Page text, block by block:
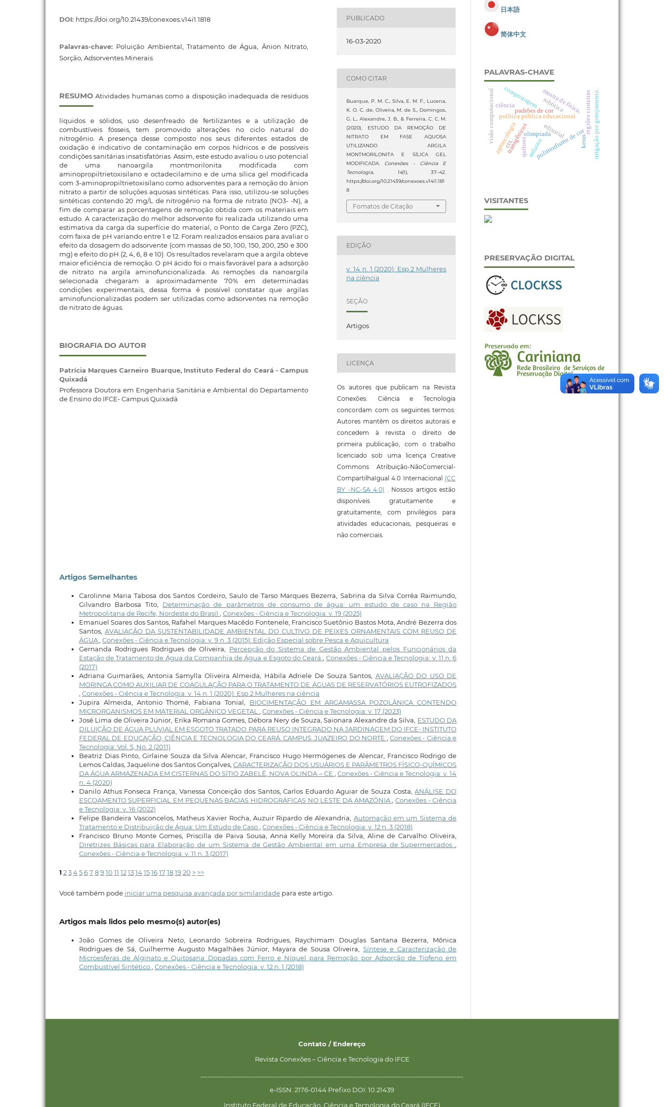
DOI: https://doi.org/10.21439/conexoes.v14i1.1818
Palavras-chave: Poluição Ambiental, Tratamento de Água, Ânion Nitrato,
Sorção, Adsorventes Minerais.
RESUMO Atividades humanas como a disposição inadequada de resíduos
líquidos e sólidos, uso desenfreado de fertilizantes e a utilização de
combustíveis fósseis, tem promovido alterações no ciclo natural do
nitrogênio. A presença desse composto nos seus diferentes estados de
oxidação é indicativo de contaminação em corpos hídricos e de possíveis
condições sanitárias insatisfatórias. Assim, este estudo avaliou o uso potencial
de uma nanoargila montmorilonita modificada com
aminopropiltrietoxisilano e octadecilamino e de uma sílica gel modificada
com 3-aminopropiltrietoxisilano como adsorventes para a remoção do ânion
nitrato a partir de soluções aquosas sintéticas. Para isso, utilizou-se soluções
sintéticas contendo 20 mg/L de nitrogênio na forma de nitrato (NO3- -N), a
fim de comparar as porcentagens de remoção obtida com os materiais em
estudo. A caracterização do melhor adsorvente foi realizada utilizando uma
estimativa da carga da superfície do material, o Ponto de Carga Zero (PZC),
com faixa de pH variando entre 1 e 12. Foram realizados ensaios para avaliar o
efeito da dosagem do adsorvente (com massas de 50, 100, 150, 200, 250 e 300
mg) e efeito do pH (2, 4, 6, 8 e 10). Os resultados revelaram que a argila obteve
maior eficiência de remoção. O pH ácido foi o mais favorável para a adsorção
de nitrato na argila aminofuncionalizada. As remoções da nanoargila
selecionada chegaram a aproximadamente 70% em determinadas
condições experimentais, dessa forma é possível constatar que argilas
aminofuncionalizadas podem ser utilizadas como adsorventes na remoção
de nitrato de águas.
BIOGRAFIA DO AUTOR
Patrícia Marques Carneiro Buarque, Instituto Federal do Ceará - Campus
Quixadá
Professora Doutora em Engenharia Sanitária e Ambiental do Departamento
de Ensino do IFCE- Campus Quixadá
PUBLICADO
16-03-2020
COMO CITAR
Buarque, P. M. C., Silva, E. M. F., Lucena,
K. O. C. de, Oliveira, M. de S., Domingos,
G. L., Alexandre, J. B., & Ferreira, C. C. M.
(2020). ESTUDO DA REMOÇÃO DE
NITRATO EM FASE AQUOSA
UTILIZANDO ARGILA
MONTMORILONITA E SÍLICA GEL
MODIFICADA. Conexões - Ciência E
Tecnologia, 14(1), 37–42.
https://doi.org/10.21439/conexoes.v14i1.181
8
Fomatos de Citação
EDIÇÃO
v. 14 n. 1 (2020): Esp.2 Mulheres
na ciência
SEÇÃO
Artigos
LICENÇA
Os autores que publicam na Revista
Conexões: Ciência e Tecnologia
concordam com os seguintes termos:
Autores mantêm os direitos autorais e
concedem à revista o direito de
primeira publicação, com o trabalho
licenciado sob uma licença Creative
Commons Atribuição-NãoComercial-
CompartilhaIgual 4.0 Internacional (CC
BY -NC-SA 4.0) . Nossos artigos estão
disponíveis gratuitamente e
gratuitamente, com privilégios para
atividades educacionais, pesqueiras e
não comerciais.
Artigos Semelhantes
Carolinne Maria Tabosa dos Santos Cordeiro, Saulo de Tarso Marques Bezerra, Sabrina da Silva Corrêa Raimundo,
Gilvandro Barbosa Tito, Determinação de parâmetros de consumo de água: um estudo de caso na Região
Metropolitana de Recife, Nordeste do Brasil
Conexões - Ciência e Tecnologia: v. 19 (2025)
Emanuel Soares dos Santos, Rafahel Marques Macêdo Fontenele, Francisco Suetônio Bastos Mota, André Bezerra dos
Santos, AVALIAÇÃO DA SUSTENTABILIDADE AMBIENTAL DO CULTIVO DE PEIXES ORNAMENTAIS COM REUSO DE
ÁGUA Conexões - Ciência e Tecnologia: v. 9 n. 3 (2015): Edição Especial sobre Pesca e Aquicultura
Gernanda Rodrigues Rodrigues de Oliveira, Percepção do Sistema de Gestão Ambiental pelos Funcionários da
Estação de Tratamento de Água da Companhia de Água e Esgoto do Ceará
Conexões - Ciência e Tecnologia: v. 11 n. 6
(2017)
Adriana Guimarães, Antonia Samylla Oliveira Almeida, Hábila Adriele De Souza Santos, AVALIAÇÃO DO USO DE
MORINGA COMO AUXILIAR DE COAGULAÇÃO PARA O TRATAMENTO DE ÁGUAS DE RESERVATÓRIOS EUTROFIZADOS
Conexões - Ciência e Tecnologia: v. 14 n. 1 (2020): Esp.2 Mulheres na ciência
Jupira Almeida, Antonio Thomé, Fabiana Tonial, BIOCIMENTAÇÃO EM ARGAMASSA POZOLÂNICA CONTENDO
MICRORGANISMOS EM MATERIAL ORGÂNICO VEGETAL
Conexões - Ciência e Tecnologia: v. 17 (2023)
José Lima de Oliveira Júnior, Erika Romana Gomes, Débora Nery de Souza, Saionara Alexandre da Silva, ESTUDO DA
DILUIÇÃO DE ÁGUA PLUVIAL EM ESGOTO TRATADO PARA REUSO INTEGRADO NA JARDINAGEM DO IFCE- INSTITUTO
FEDERAL DE EDUCAÇÃO, CIÊNCIA E TECNOLOGIA DO CEARÁ. CAMPUS: JUAZEIRO DO NORTE
Conexões - Ciência e
Tecnologia: Vol. 5, No. 2 (2011)
Beatriz Dias Pinto, Girlaine Souza da Silva Alencar, Francisco Hugo Hermógenes de Alencar, Francisco Rodrigo de
Lemos Caldas, Jaqueline dos Santos Gonçalves,CARACTERIZAÇÃO DOS USUÁRIOS E PARÂMETROS FÍSICO-QUÍMICOS
DA ÁGUA ARMAZENADA EM CISTERNAS DO SÍTIO ZABELÊ, NOVA OLINDA – CE
Conexões - Ciência e Tecnologia: v. 14
n. 4 (2020)
Danilo Athus Fonseca França, Vanessa Conceição dos Santos, Carlos Eduardo Aguiar de Souza Costa,ANÁLISE DO
ESCOAMENTO SUPERFICIAL EM PEQUENAS BACIAS HIDROGRÁFICAS NO LESTE DA AMAZÔNIA
Conexões - Ciência
e Tecnologia: v. 16 (2022)
Felipe Bandeira Vasconcelos, Matheus Xavier Rocha, Auzuir Ripardo de Alexandria, Automação em um Sistema de
Tratamento e Distribuição de Água: Um Estudo de Caso Conexões - Ciência e Tecnologia: v. 12 n. 3 (2018)
Francisco Bruno Monte Gomes, Priscilla de Paiva Sousa, Anna Kelly Moreira da Silva, Aline de Carvalho Oliveira,
Diretrizes Básicas para Elaboração de um Sistema de Gestão Ambiental em uma Empresa de Supermercados
Conexões - Ciência e Tecnologia: v. 11 n. 3 (2017)
1 234567 8910 11 121314151617 181920 > >>
Você também pode iniciar uma pesquisa avançada por similaridadepara este artigo.
Artigos mais lidos pelo mesmo(s) autor(es)
João Gomes de Oliveira Neto, Leonardo Sobreira Rodrigues, Raychimam Douglas Santana Bezerra, Mônica
Rodrigues de Sá, Guilherme Augusto Magalhães Júnior, Mayara de Sousa Oliveira, Síntese e Caracterização de
Microesferas de Alginato e Quitosana Dopadas com Ferro e Níquel para Remoção por Adsorção de Tiofeno em
Combustível Sintético Conexões - Ciência e Tecnologia: v. 12 n. 1 (2018)
日本語
简体中文
PALAVRAS-CHAVE
editorial
olimpíada
política pública educacional
padrões de cor
polimorfismo de cor
quítons
regiões costeiras
robótica
visão computacional keras
mostra de física. irrigação por gotejamento.
transgênicos
cts.
agroecologia
compostagem
ciência
arduino
VISITANTES
PRESERVAÇÃO DIGITAL
Contato / Endereço
Revista Conexões – Ciência e Tecnologia do IFCE
e-ISSN: 2176-0144 Prefixo DOI: 10.21439
Instituto Federal de Educação, Ciência e Tecnologia do Ceará (IFCE)